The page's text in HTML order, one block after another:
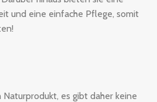
und eine einfache Pflege, somit
Naturprodukt, es gibt daher keine